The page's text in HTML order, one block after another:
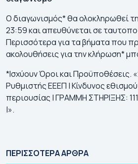
Ο διαγωνισμός* θα ολοκληρωθεί
23:59 και απευθύνεται σε
Περισσότερα για τα βήματα που
ακολουθήσεις για την κλήρωση*
*ΙσχύουνΌροικαιΠροϋποθέσεις.
ΡυθμιστήςΕΕΕΠ |Κίνδυνοςεθισμού
περιουσίας |ΓΡΑΜΜΗ ΣΤΗΡΙΞΗΣ:
|».
ΠΕΡΙΣΣΟΤΕΡΑ ΑΡΘΡΑ
στοιχηματικός